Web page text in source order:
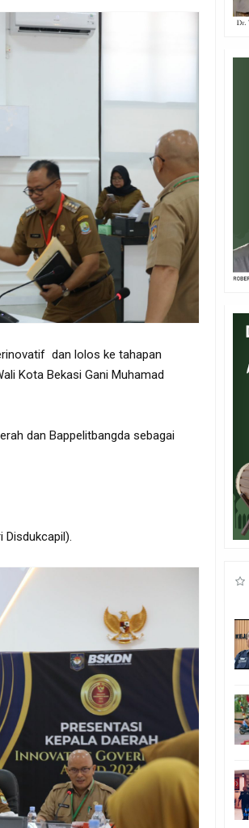
dan lolos ke tahapan
Kota Bekasi Gani Muhamad
dan Bappelitbangda sebagai
Disdukcapil).